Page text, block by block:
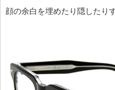
顔の余白を埋めたり隠したり